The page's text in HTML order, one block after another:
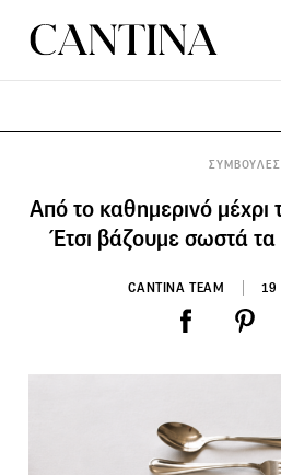
ΣΥΜΒΟΥΛΕΣ
Από το καθημερινό μέχρι
Έτσι βάζουμε σωστά
CANTINA TEAM 19